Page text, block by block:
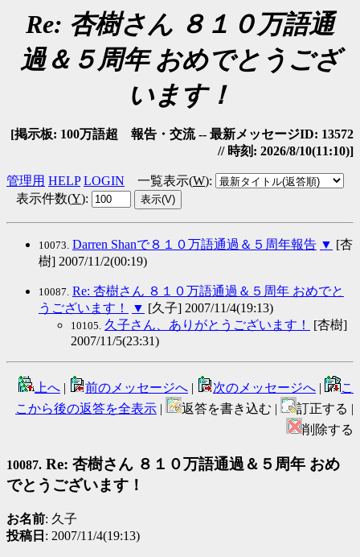
Re: 杏樹さん ８１０万語通
過＆５周年 おめでとうござ
います！
[掲示板: 100万語超 報告・交流 -- 最新メッセージID: 13572
// 時刻: 2026/8/10(11:10)]
管理用 HELP LOGIN 一覧表示(W):
表示件数(Y):
10073. Darren Shanで８１０万語通過＆５周年報告 ▼ [杏
樹] 2007/11/2(00:19)
10087. Re: 杏樹さん ８１０万語通過＆５周年 おめでと
うございます！
▼ [久子] 2007/11/4(19:13)
10105. 久子さん、ありがとうございます！
[杏樹]
2007/11/5(23:31)
上へ | 前のメッセージへ | 次のメッセージへ |
こ
こから後の返答を全表示 | 返答を書き込む |
訂正する |
削除する
10087. Re: 杏樹さん ８１０万語通過＆５周年 おめ
でとうございます！
お名前: 久子
投稿日 : 2007/11/4(19:13)